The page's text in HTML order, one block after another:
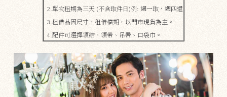
2.單次租期為三天 (不含取件日)例: 週一取，週四還
3.租借品因尺寸、租借檔期，​​以門市現貨為主。
4.配件可選擇領結、領帶、吊帶、口袋巾。